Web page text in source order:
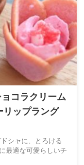
コラクリーム
リップラング
シャに、とろける
最適な可愛らしいチ